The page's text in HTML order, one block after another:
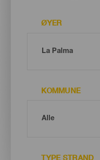
ØYER
KOMMUNE
TYPE STRAND